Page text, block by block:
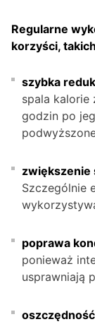
Regularne
korzyści,
szybka
spala kalorie
godzin po
zwiększenie
Szczególnie
poprawa
ponieważ
usprawniają